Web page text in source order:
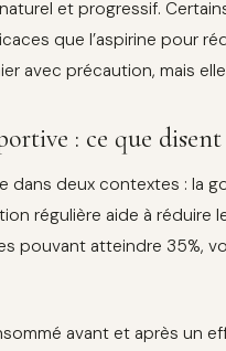
et progressif.
que l’aspirine pour
avec précaution, mais
: ce que disent
dans deux contextes : la
régulière aide à réduire
pouvant atteindre 35%,
avant et après un